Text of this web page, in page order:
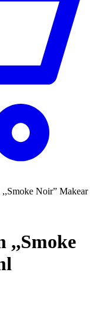
Noir” Makear
,,Smoke